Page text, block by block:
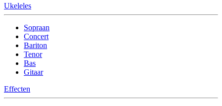
Ukeleles
Sopraan
Concert
Bariton
Tenor
Bas
Gitaar
Effecten